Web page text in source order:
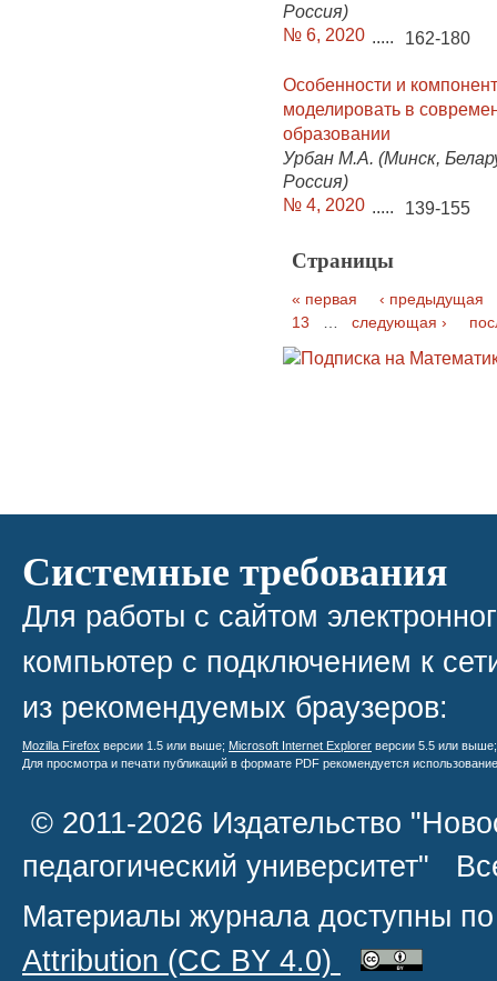
Россия)
№ 6, 2020 ..... 162-180
Особенности и
моделировать в
образовании
Урбан М.А. (Минск,
Россия)
№ 4, 2020 ..... 139-155
Страницы
« первая
‹ предыдущая
13
следующая ›
Системные требования
Для работы с сайтом
компьютер с подключением к
из рекомендуемых браузеров:
Mozilla Firefox версии 1.5 или выше; Microsoft Internet Explorer версии 5.5 или
Для просмотра и печати публикаций в формате PDF рекомендуется
© 2011-2026 Издательство
педагогический университет"
Материалы журнала доступны
Attribution (CC BY 4.0)